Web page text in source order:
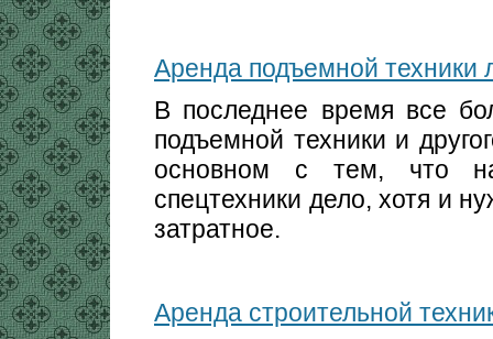
Аренда подъемной техники
В последнее время все
подъемной техники и
основном с тем, что
спецтехники дело, хотя и
затратное.
Аренда строительной